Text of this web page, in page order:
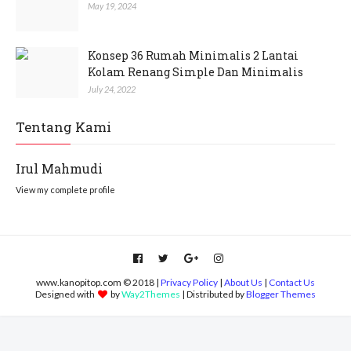
May 19, 2024
Konsep 36 Rumah Minimalis 2 Lantai
Kolam Renang Simple Dan Minimalis
July 24, 2022
Tentang Kami
Irul Mahmudi
View my complete profile
www.kanopitop.com © 2018 | Privacy Policy | About Us | Contact Us
Designed with
byWay2Themes | Distributed byBlogger Themes